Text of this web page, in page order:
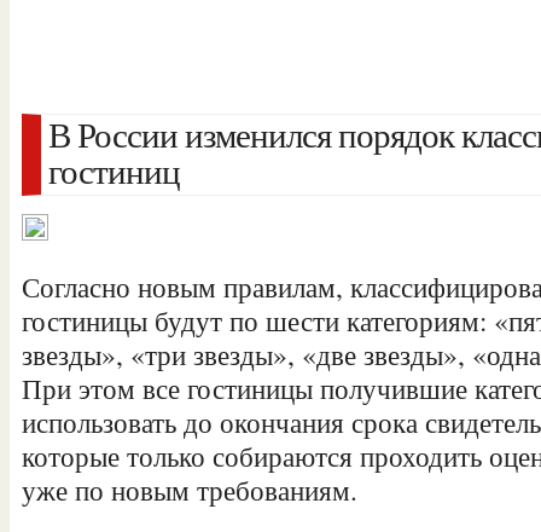
В России изменился порядок
гостиниц
Согласно новым правилам,
гостиницы будут по шести категориям:
звезды», «три звезды», «две звезды»,
При этом все гостиницы получившие
использовать до окончания срока
которые только собираются проходить
уже по новым требованиям.